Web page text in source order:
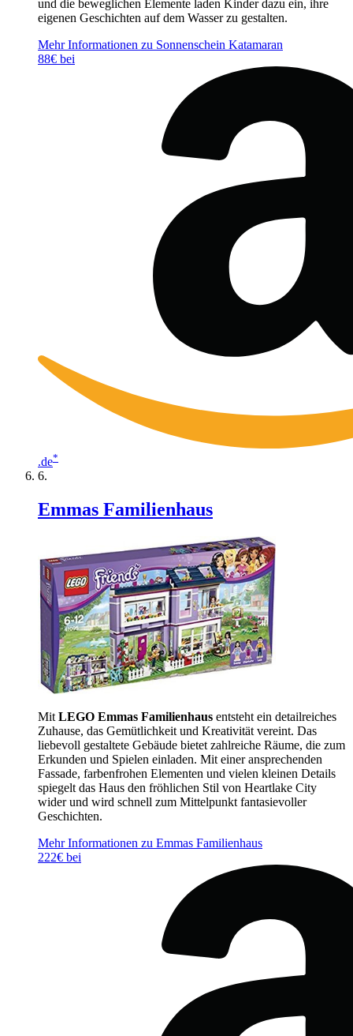
und die beweglichen Elemente laden Kinder dazu ein, ihre
eigenen Geschichten auf dem Wasser zu gestalten.
Mehr Informationen zu Sonnenschein Katamaran
88€ bei
.de*
Emmas Familienhaus
Mit LEGO Emmas Familienhaus entsteht ein detailreiches
Zuhause, das Gemütlichkeit und Kreativität vereint. Das
liebevoll gestaltete Gebäude bietet zahlreiche Räume, die zum
Erkunden und Spielen einladen. Mit einer ansprechenden
Fassade, farbenfrohen Elementen und vielen kleinen Details
spiegelt das Haus den fröhlichen Stil von Heartlake City
wider und wird schnell zum Mittelpunkt fantasievoller
Geschichten.
Mehr Informationen zu Emmas Familienhaus
222€ bei